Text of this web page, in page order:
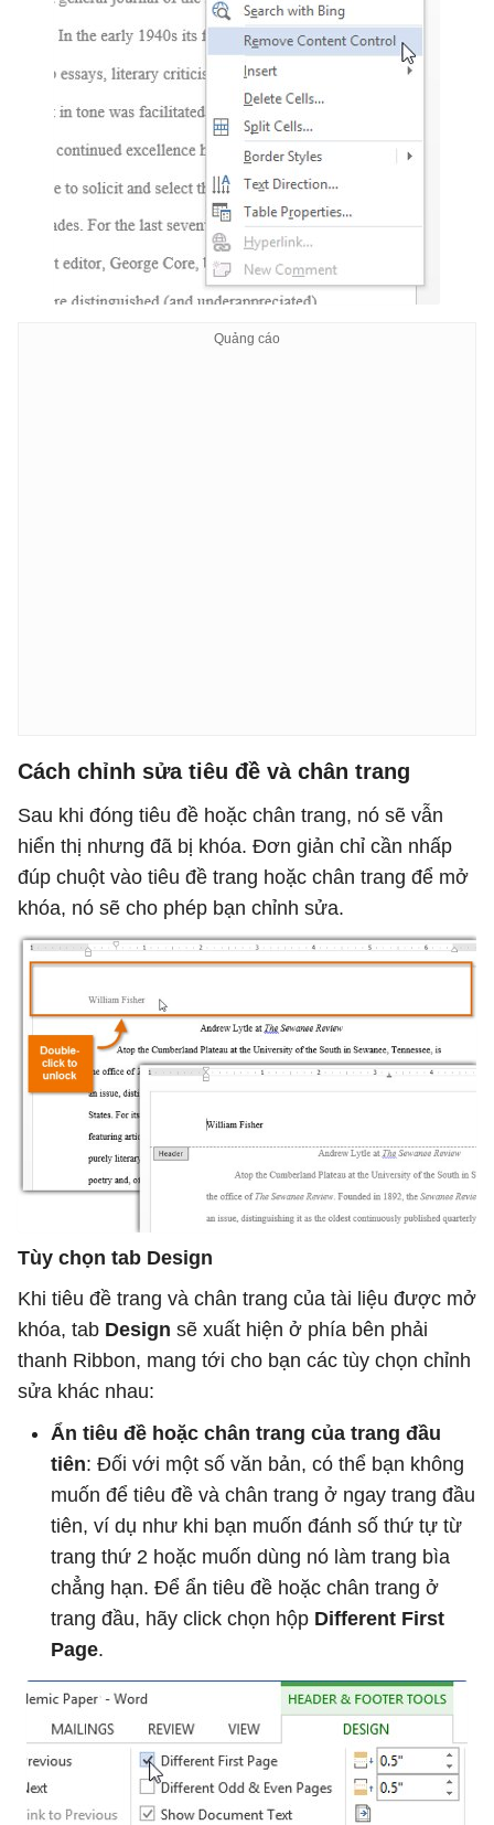
Cách chỉnh sửa tiêu đề và chân trang
Sau khi đóng tiêu đề hoặc chân trang, nó sẽ vẫn
hiển thị nhưng đã bị khóa. Đơn giản chỉ cần nhấp
đúp chuột vào tiêu đề trang hoặc chân trang để mở
khóa, nó sẽ cho phép bạn chỉnh sửa.
Tùy chọn tab Design
Khi tiêu đề trang và chân trang của tài liệu được mở
khóa, tab Design sẽ xuất hiện ở phía bên phải
thanh Ribbon, mang tới cho bạn các tùy chọn chỉnh
sửa khác nhau:
Ẩn tiêu đề hoặc chân trang của trang đầu
tiên: Đối với một số văn bản, có thể bạn không
muốn để tiêu đề và chân trang ở ngay trang đầu
tiên, ví dụ như khi bạn muốn đánh số thứ tự từ
trang thứ 2 hoặc muốn dùng nó làm trang bìa
chẳng hạn. Để ẩn tiêu đề hoặc chân trang ở
trang đầu, hãy click chọn hộp Different First
Page.